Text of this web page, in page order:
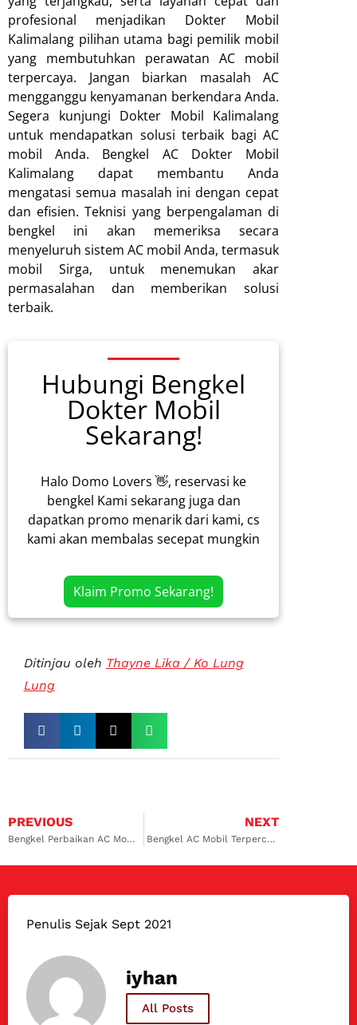
profesional menjadikan Dokter Mobil
Kalimalang pilihan utama bagi pemilik mobil
yang membutuhkan perawatan AC mobil
terpercaya. Jangan biarkan masalah AC
mengganggu kenyamanan berkendara Anda.
Segera kunjungi Dokter Mobil Kalimalang
untuk mendapatkan solusi terbaik bagi AC
mobil Anda. Bengkel AC Dokter Mobil
Kalimalang dapat membantu Anda
mengatasi semua masalah ini dengan cepat
dan efisien. Teknisi yang berpengalaman di
bengkel ini akan memeriksa secara
menyeluruh sistem AC mobil Anda, termasuk
mobil Sirga, untuk menemukan akar
permasalahan dan memberikan solusi
terbaik.
Hubungi Bengkel
Dokter Mobil
Sekarang!
Halo Domo Lovers 👋, reservasi ke
bengkel Kami sekarang juga dan
dapatkan promo menarik dari kami, cs
kami akan membalas secepat mungkin
Klaim Promo Sekarang!
Ditinjau oleh Thayne Lika / Ko Lung
Lung
PREVIOUS
Bengkel Perbaikan AC Mobil Sambikerep Agar Dingin Kembali
NEXT
Bengkel AC Mobil Terpercaya di Kalimalang untuk Mengatasi Kerusakan AC Mobil Anda
Penulis Sejak Sept 2021
iyhan
All Posts